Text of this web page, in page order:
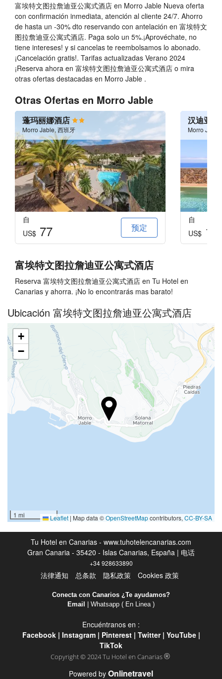
吸烟区
不允许宠物
健康
游泳池
日光浴躺椅/沙滩椅
遮阳伞
健身房
团体课
休闲和家庭
儿童俱乐部
儿童游戏场
游戏室
提供游戏设备
活动
海滩出入口
水上运动
山地运动
自行车
食品与饮品
饭店
酒巴
Library
游泳池
全年开放的室外泳池
24小时前台
富埃特文图拉詹迪亚公寓式酒店 en Morro Jable Nueva oferta
con confirmación inmediata, atención al cliente 24/7. Ahorro
de hasta un -30% dto reservando con antelación en 富埃特文
图拉詹迪亚公寓式酒店. Paga solo un 5%.¡Aprovéchate, no
tiene intereses! y si cancelas te reembolsamos lo abonado.
¡Cancelación gratis!. Tarifas actualizadas Verano 2024
¡Reserva ahora en 富埃特文图拉詹迪亚公寓式酒店 o mira
otras ofertas destacadas en Morro Jable .
Otras Ofertas en Morro Jable
蓬玛丽娜酒店
Morro Jable, 西班牙
自
US$77 预定
汉迪亚
Morro
自
US$
富埃特文图拉詹迪亚公寓式酒店
Reserva 富埃特文图拉詹迪亚公寓式酒店 en Tu Hotel en
Canarias y ahorra. ¡No lo encontrarás mas barato!
Ubicación 富埃特文图拉詹迪亚公寓式酒店
+
−
1 mi Leaflet | Map data ©OpenStreetMapcontributors,CC-BY-SA
Tu Hotel en Canarias - www.tuhotelencanarias.com
Gran Canaria - 35420 - Islas Canarias, España | 电话
+34 928633890
法律通知 总条款 隐私政策 Cookies 政策
Conecta con Canarios ¿Te ayudamos?
Email
| Whatsapp ( En Linea )
Encuéntranos en :
Facebook| Instagram| Pinterest| Twitter| YouTube|
TikTok
Copyright © 2024 Tu Hotel en Canarias®
Powered by Onlinetravel